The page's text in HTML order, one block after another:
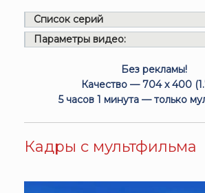
Список серий
Параметры видео:
Без рекламы!
Качество — 704 x 400
5 часов 1 минута — только
Кадры с мультфильма